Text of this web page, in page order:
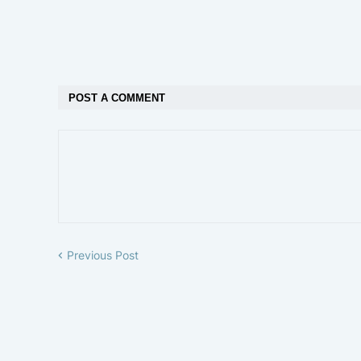
POST A COMMENT
Previous Post